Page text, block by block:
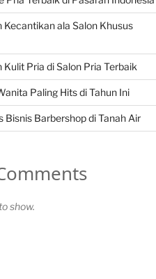
Kecantikan ala Salon Khusus
Pria di Salon Pria Terbaik
Paling Hits di Tahun Ini
Bisnis Barbershop di Tanah Air
show.